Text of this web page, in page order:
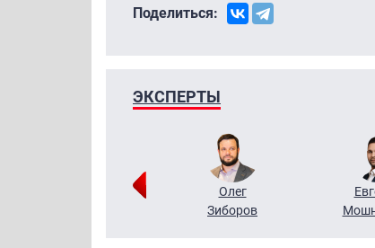
Поделиться:
ЭКСПЕРТЫ
Олег
Зиборов